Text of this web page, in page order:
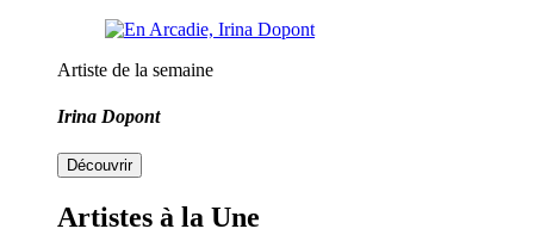
Artiste de la semaine
Irina Dopont
Découvrir
Artistes à la Une